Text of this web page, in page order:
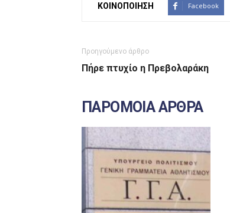
ΚΟΙΝΟΠΟΙΗΣΗ Facebook
Προηγούμενο άρθρο
Πήρε πτυχίο η Πρεβολαράκη
ΠΑΡΟΜΟΙΑ ΑΡΘΡΑ